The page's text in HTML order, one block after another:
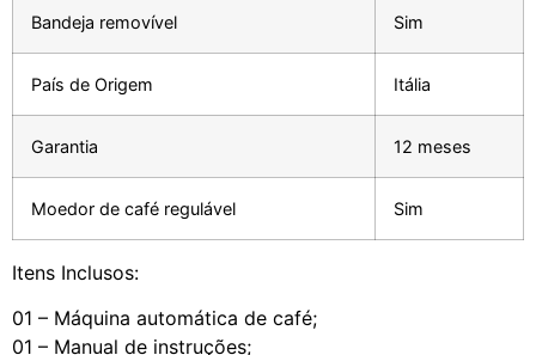
Bandeja removível Sim
País de Origem Itália
Garantia 12 meses
Moedor de café regulável Sim
Itens Inclusos:
01 – Máquina automática de café;
01 – Manual de instruções;